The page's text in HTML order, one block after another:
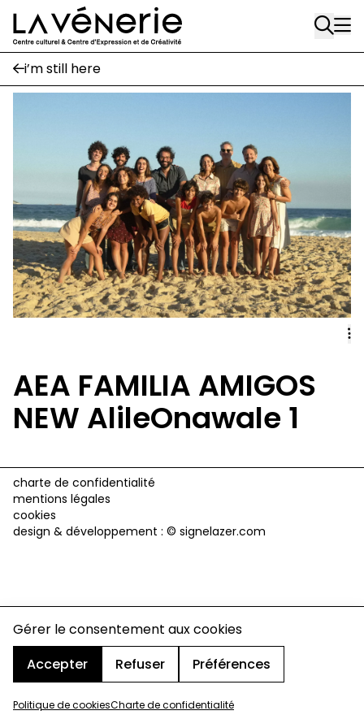
Gérer le consentement aux cookies
Accepter
Refuser Préférences
Politique de cookiesCharte de confidentialité
Aller au contenu principal
Rue Gratès, 3
1170 Watermael-Boitsfort
02 663 85 50
1170 Watermael-Boitsfort
02 663 85 50
suivez-nous
Journal Vénerie- version papier
Newsletter
i’m still here
AEA FAMILIA AMIGOS
NEW AlileOnawale 1
charte de confidentialité
mentions légales
cookies
design & développement : © signelazer.com